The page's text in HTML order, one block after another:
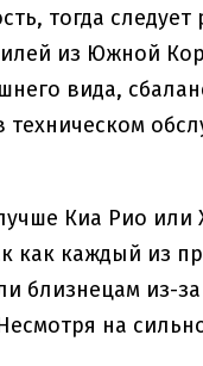
тогда
из Южной
вида,
техническом
Киа Рио или
как каждый из
близнецам из-
на